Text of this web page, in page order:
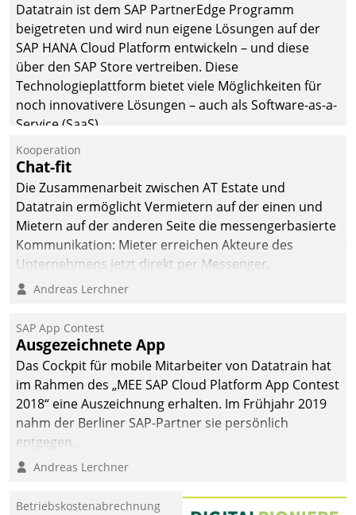
Datatrain ist dem SAP PartnerEdge Programm
beigetreten und wird nun eigene Lösungen auf der
SAP HANA Cloud Platform entwickeln – und diese
über den SAP Store vertreiben. Diese
Technologieplattform bietet viele Möglichkeiten für
noch innovativere Lösungen – auch als Software-as-a-
Service (SaaS).
Kooperation
Chat-fit
Die Zusammenarbeit zwischen AT Estate und
Datatrain ermöglicht Vermietern auf der einen und
Mietern auf der anderen Seite die messengerbasierte
Kommunikation: Mieter erreichen Akteure des
Unternehmens jetzt direkt per Messenger,
Mitarbeiter oder Dienstleister empfangen oder
Andreas Lerchner
SAP App Contest
Ausgezeichnete App
Das Cockpit für mobile Mitarbeiter von Datatrain hat
im Rahmen des „MEE SAP Cloud Platform App Contest
2018“ eine Auszeichnung erhalten. Im Frühjahr 2019
nahm der Berliner SAP-Partner sie persönlich
entgegen.
Andreas Lerchner
Betriebskostenabrechnung